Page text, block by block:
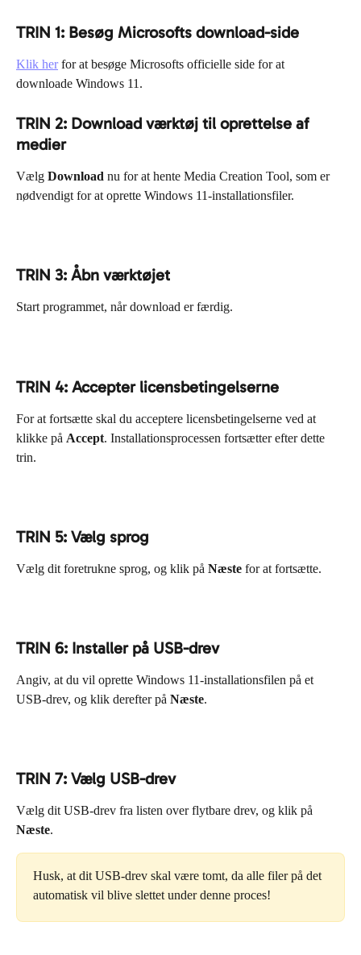
TRIN 1: Besøg Microsofts download-side
Klik her for at besøge Microsofts officielle side for at
downloade Windows 11.
TRIN 2: Download værktøj til oprettelse af
medier
Vælg Download nu for at hente Media Creation Tool, som er
nødvendigt for at oprette Windows 11-installationsfiler.
TRIN 3: Åbn værktøjet
Start programmet, når download er færdig.
TRIN 4: Accepter licensbetingelserne
For at fortsætte skal du acceptere licensbetingelserne ved at
klikke på Accept. Installationsprocessen fortsætter efter dette
trin.
TRIN 5: Vælg sprog
Vælg dit foretrukne sprog, og klik på Næste for at fortsætte.
TRIN 6: Installer på USB-drev
Angiv, at du vil oprette Windows 11-installationsfilen på et
USB-drev, og klik derefter på Næste.
TRIN 7: Vælg USB-drev
Vælg dit USB-drev fra listen over flytbare drev, og klik på
Næste.
Husk, at dit USB-drev skal være tomt, da alle filer på det
automatisk vil blive slettet under denne proces!